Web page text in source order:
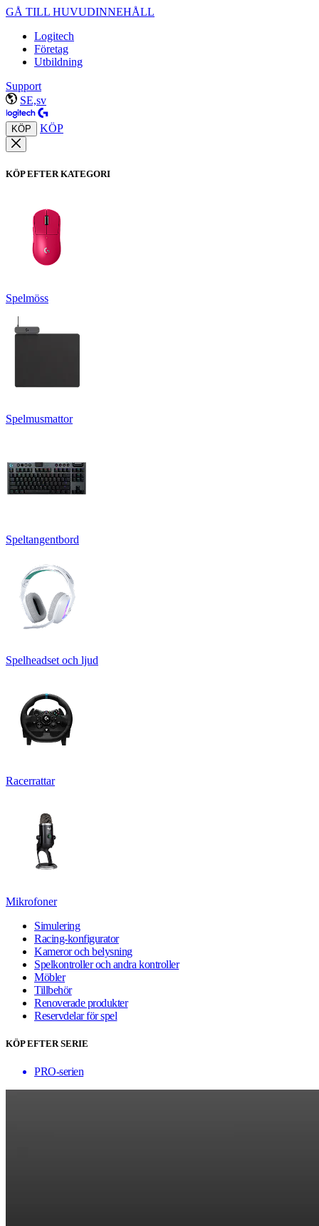
GÅ TILL HUVUDINNEHÅLL
Logitech
Företag
Utbildning
Support
SE,sv
KÖP KÖP
KÖP EFTER KATEGORI
Spelmöss
Spelmusmattor
Speltangentbord
Spelheadset och ljud
Racerrattar
Mikrofoner
Simulering
Racing-konfigurator
Kameror och belysning
Spelkontroller och andra kontroller
Möbler
Tillbehör
Renoverade produkter
Reservdelar för spel
KÖP EFTER SERIE
PRO-serien